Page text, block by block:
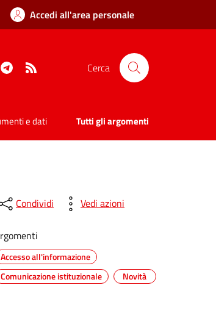
Accedi all'area personale
Telegram Cerca
e dati Tutti gli argomenti
Condividi Vedi azioni
Accesso all'informazione
Comunicazione istituzionale
Novità